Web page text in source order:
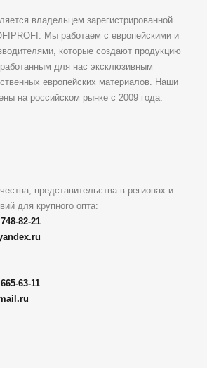
владельцем зарегистрированной
Мы работаем с европейскими и
которые создают продукцию
для нас эксклюзивным
европейских материалов. Наши
на российском рынке с 2009 года.
представительства в регионах и
для крупного опта:
82-21
63-11